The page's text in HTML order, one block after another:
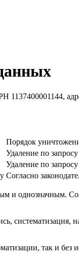
1137400001144,
Порядок
Удаление по запросу
Удаление по запросу
Согласно
однозначным.
систематизация,
так и без